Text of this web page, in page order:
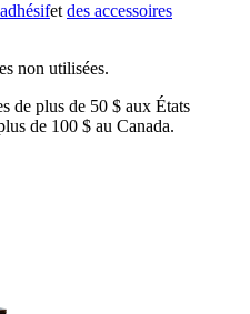
etdes accessoires
non utilisées.
de plus de 50 $ aux États
de 100 $ au Canada.